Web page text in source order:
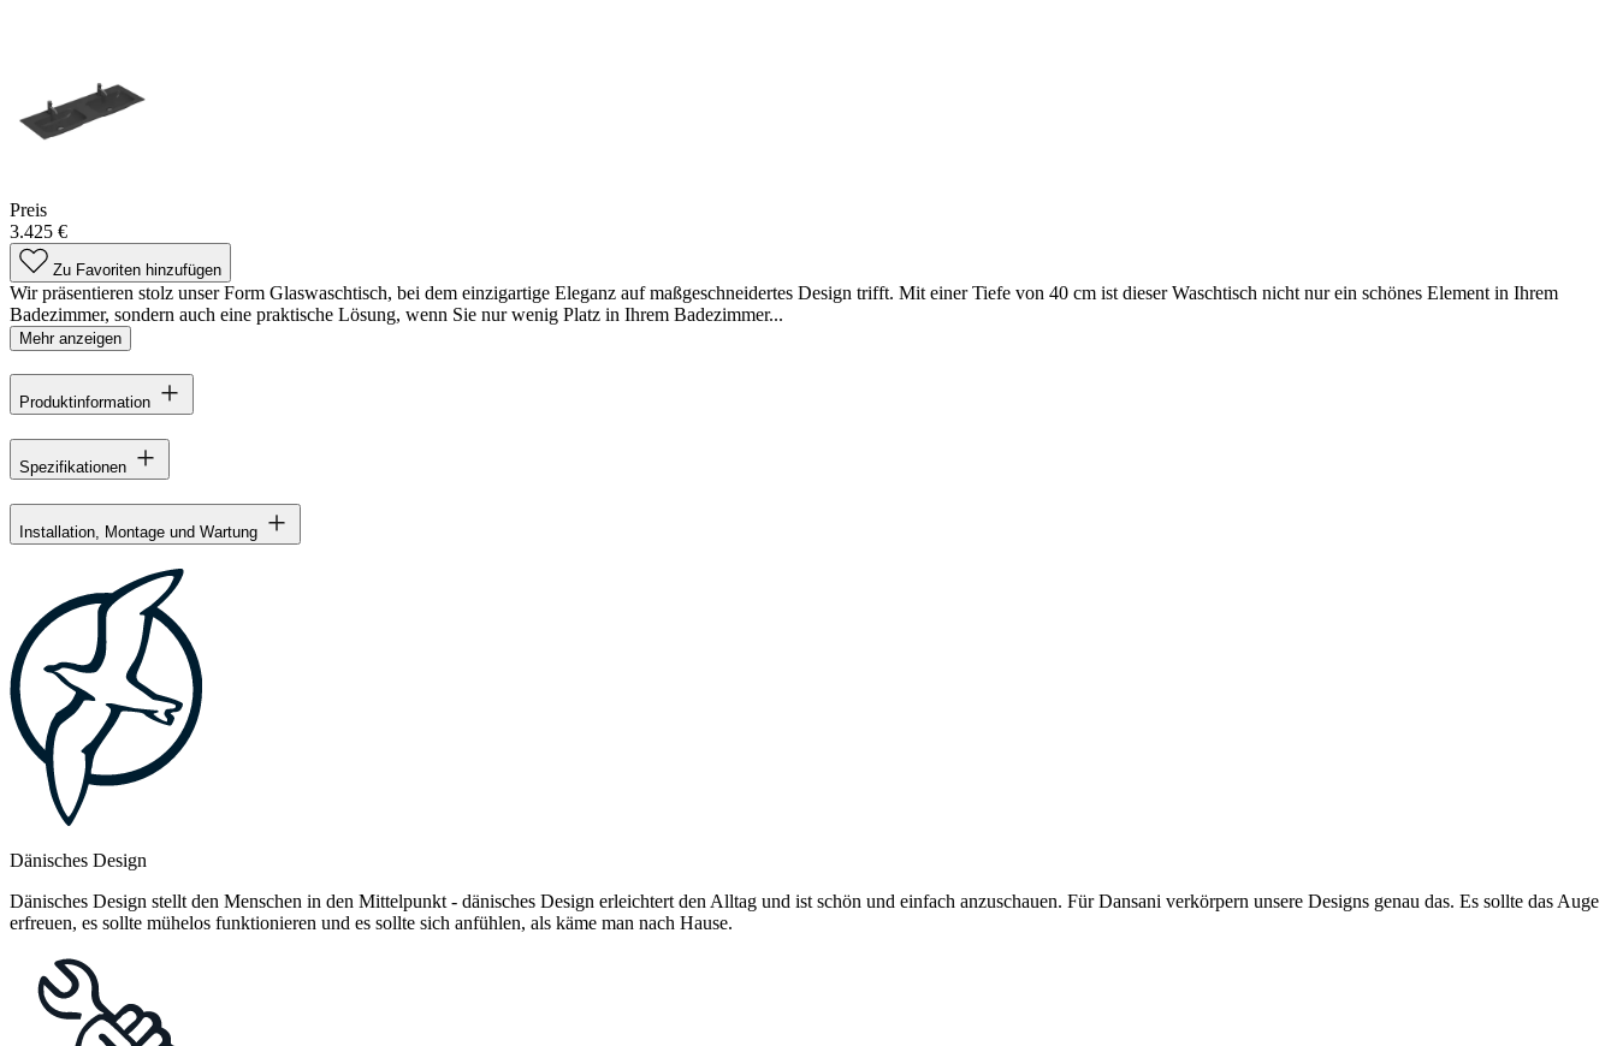
Preis
3.425 €
Zu Favoriten hinzufügen
Wir präsentieren stolz unser Form Glaswaschtisch, bei dem einzigartige Eleganz auf maßgeschneidertes Design trifft. Mit einer Tiefe von 40 cm ist dieser Waschtisch nicht nur ein schönes Element in Ihrem
Badezimmer, sondern auch eine praktische Lösung, wenn Sie nur wenig Platz in Ihrem Badezimmer...
Mehr anzeigen
Produktinformation
Spezifikationen
Installation, Montage und Wartung
Dänisches Design
Dänisches Design stellt den Menschen in den Mittelpunkt - dänisches Design erleichtert den Alltag und ist schön und einfach anzuschauen. Für Dansani verkörpern unsere Designs genau das. Es sollte das Auge
erfreuen, es sollte mühelos funktionieren und es sollte sich anfühlen, als käme man nach Hause.